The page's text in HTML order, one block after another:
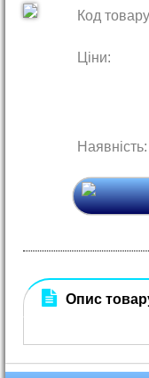
Код
Ціни:
Наявність:
Опис